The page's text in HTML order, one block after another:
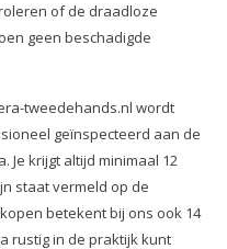
of de draadloze
geen beschadigde
tweedehands.nl wordt
geïnspecteerd aan de
krijgt altijd minimaal 12
staat vermeld op de
betekent bij ons ook 14
rustig in de praktijk kunt